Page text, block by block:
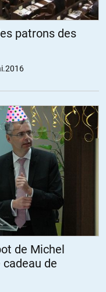
patrons des
de Michel
cadeau de